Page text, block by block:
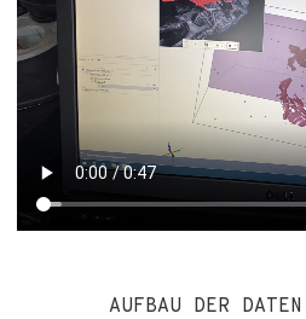
AUFBAU DER